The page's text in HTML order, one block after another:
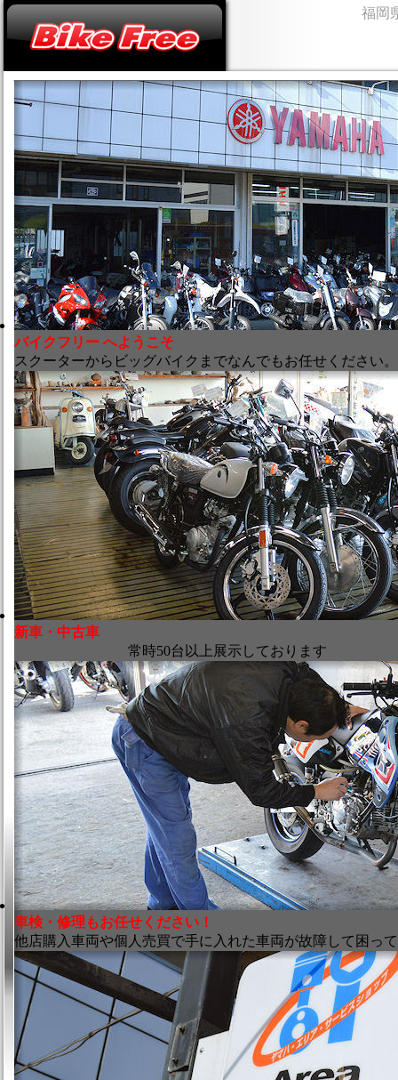
福
バイクフリー へようこそ
スクーターからビッグバイクまでなんでもお任せください。
新車・中古車
常時50台以上展示しております
車検・修理もお任せください！
他店購入車両や個人売買で手に入れた車両が故障して困っ